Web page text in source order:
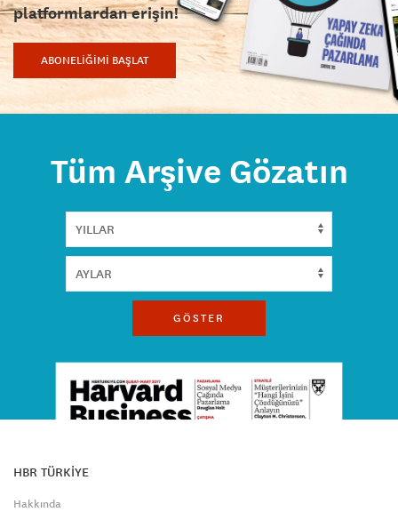
platformlardan erişin!
ABONELİĞİMİ BAŞLAT
Tüm Arşive Gözatın
GÖSTER
HBR TÜRKİYE
Hakkında